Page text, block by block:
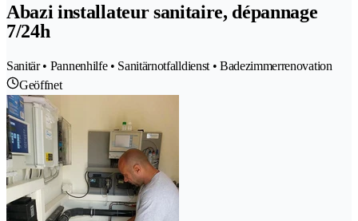
Abazi installateur sanitaire, dépannage
7/24h
Sanitär • Pannenhilfe • Sanitärnotfalldienst • Badezimmerrenovation
Geöffnet